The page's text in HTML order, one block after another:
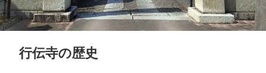
行伝寺の歴史